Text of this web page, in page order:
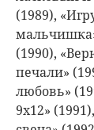
(1989),
(1990),
печали»
любовь»
9х12»